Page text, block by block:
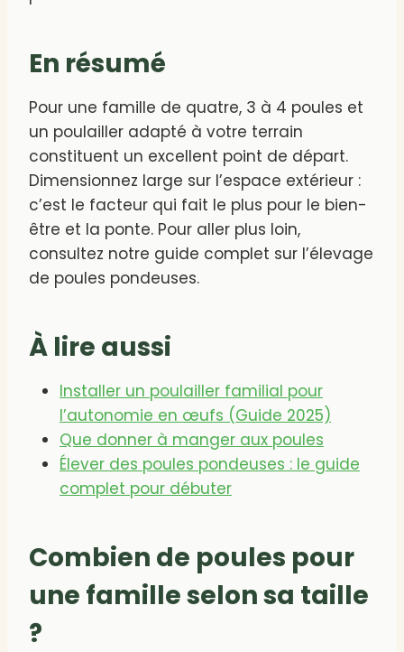
En résumé
Pour une famille de quatre, 3 à 4 poules et
un poulailler adapté à votre terrain
constituent un excellent point de départ.
Dimensionnez large sur l’espace extérieur :
c’est le facteur qui fait le plus pour le bien-
être et la ponte. Pour aller plus loin,
consultez notre guide complet sur l’élevage
de poules pondeuses.
À lire aussi
Installer un poulailler familial pour
l’autonomie en œufs (Guide 2025)
Que donner à manger aux poules
Élever des poules pondeuses : le guide
complet pour débuter
Combien de poules pour
une famille selon sa taille
?